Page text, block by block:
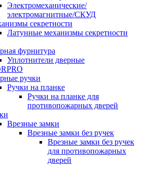
Электромеханические/
электромагнитные/СКУД
секретности
Латунные механизмы секретности
фурнитура
Уплотнители дверные
ручки
Ручки на планке
Ручки на планке для
противопожарных дверей
Врезные замки
Врезные замки без ручек
Врезные замки без ручек
для противопожарных
дверей